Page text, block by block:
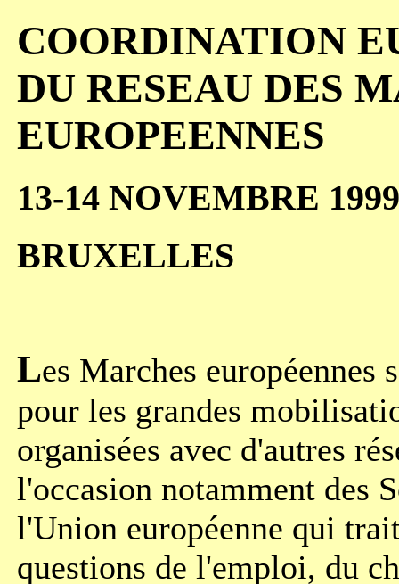
COORDINATION
DU RESEAU DES
EUROPEENNES
13-14 NOVEMBRE 1999
BRUXELLES
Les Marches européennes
pour les grandes
organisées avec d'autres
l'occasion notamment des
l'Union européenne qui
questions de l'emploi, du